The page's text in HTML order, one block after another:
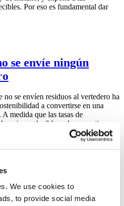
We use cookies to
to provide social media
Por eso es fundamental dar
se envíe ningún
se envíen residuos al vertedero ha
a convertirse en una
medida que las tasas de
impredecibles y la normativa se
de los vertederos es
operativa. Sin embargo, mediante la
suministro, el uso de sistemas